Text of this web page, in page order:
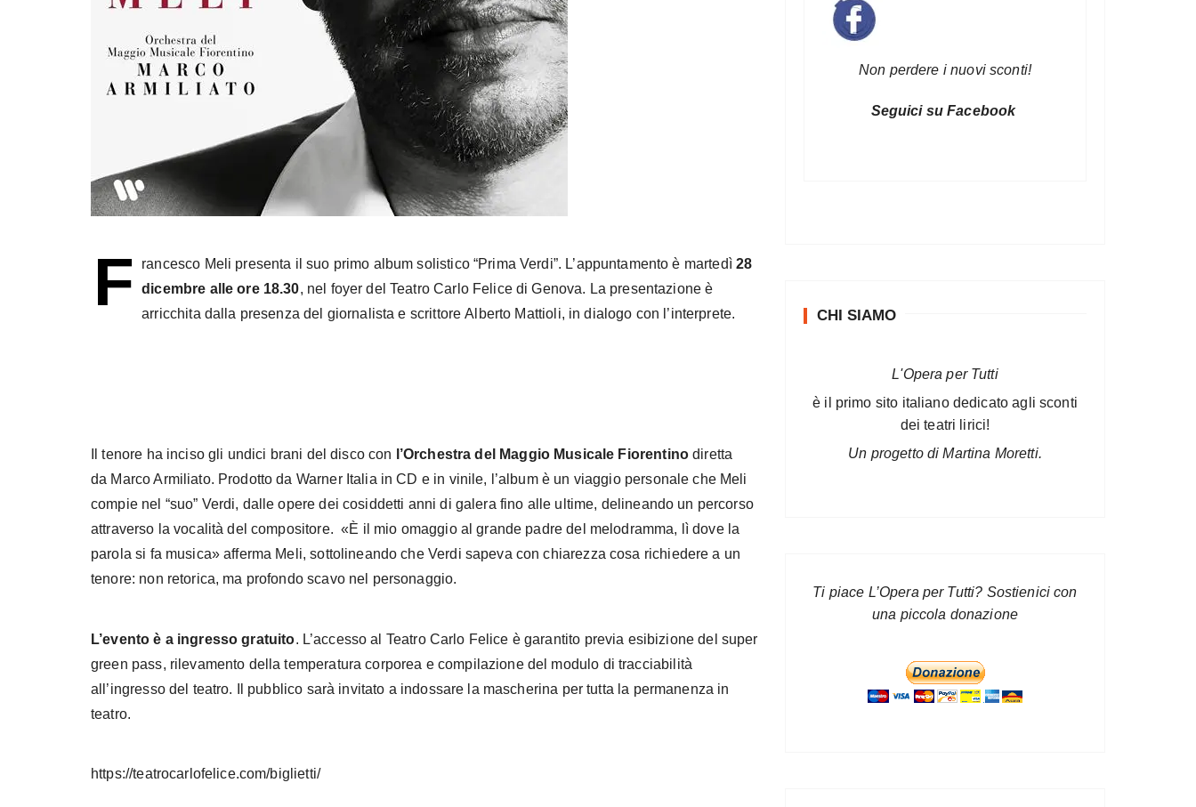
F rancesco Meli presenta il suo primo album solistico “Prima Verdi”. L’appuntamento è martedì 28
dicembre alle ore 18.30, nel foyer del Teatro Carlo Felice di Genova. La presentazione è
arricchita dalla presenza del giornalista e scrittore Alberto Mattioli, in dialogo con l’interprete.
Il tenore ha inciso gli undici brani del disco con l’Orchestra del Maggio Musicale Fiorentinodiretta
da Marco Armiliato. Prodotto da Warner Italia in CD e in vinile, l’album è un viaggio personale che Meli
compie nel “suo” Verdi, dalle opere dei cosiddetti anni di galera fino alle ultime, delineando un percorso
attraverso la vocalità del compositore. «È il mio omaggio al grande padre del melodramma, lì dove la
parola si fa musica» afferma Meli, sottolineando che Verdi sapeva con chiarezza cosa richiedere a un
tenore: non retorica, ma profondo scavo nel personaggio.
L’evento è a ingresso gratuito. L’accesso al Teatro Carlo Felice è garantito previa esibizione del super
green pass, rilevamento della temperatura corporea e compilazione del modulo di tracciabilità
all’ingresso del teatro. Il pubblico sarà invitato a indossare la mascherina per tutta la permanenza in
teatro.
https://teatrocarlofelice.com/biglietti/
Non perdere i nuovi sconti!
Seguici su Facebook
CHI SIAMO
L'Opera per Tutti
è il primo sito italiano dedicato agli sconti
dei teatri lirici!
Un progetto di Martina Moretti.
Ti piace L’Opera per Tutti? Sostienici con
una piccola donazione